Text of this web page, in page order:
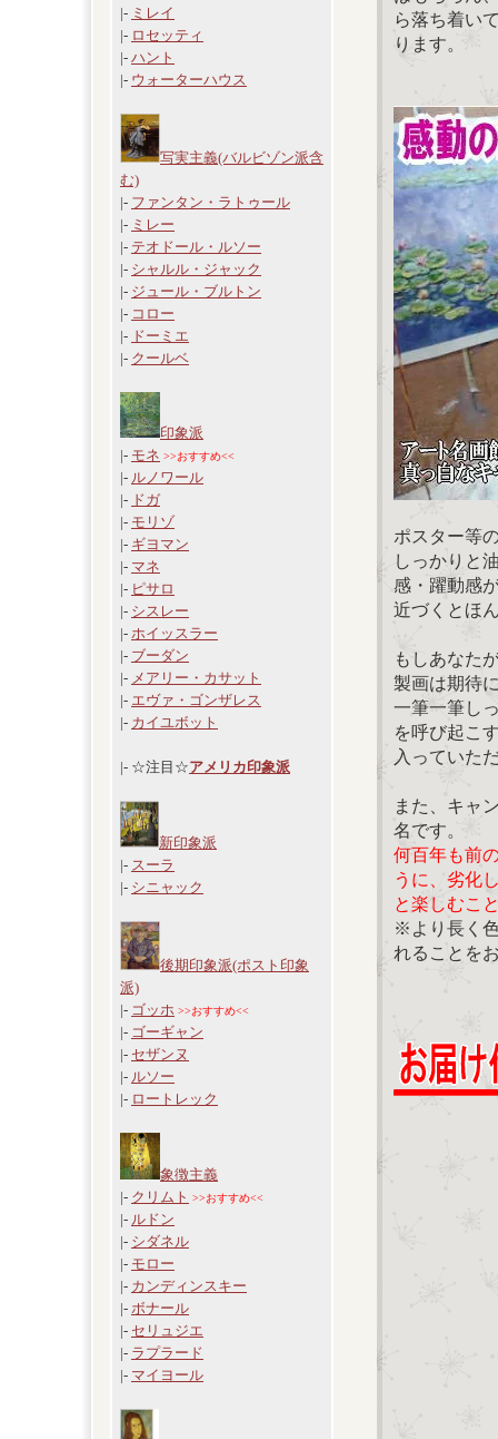
|- ミレイ
|- ロセッティ
|- ハント
|- ウォーターハウス
写実主義(バルビゾン派含
む)
|- ファンタン・ラトゥール
|- ミレー
|- テオドール・ルソー
|- シャルル・ジャック
|- ジュール・ブルトン
|- コロー
|- ドーミエ
|- クールベ
印象派
|- モネ >>おすすめ<<
|- ルノワール
|- ドガ
|- モリゾ
|- ギヨマン
|- マネ
|- ピサロ
|- シスレー
|- ホイッスラー
|- ブーダン
|- メアリー・カサット
|- エヴァ・ゴンザレス
|- カイユボット
|- ☆注目☆アメリカ印象派
新印象派
|- スーラ
|- シニャック
後期印象派(ポスト印象
派)
|- ゴッホ >>おすすめ<<
|- ゴーギャン
|- セザンヌ
|- ルソー
|- ロートレック
象徴主義
|- クリムト >>おすすめ<<
|- ルドン
|- シダネル
|- モロー
|- カンディンスキー
|- ボナール
|- セリュジエ
|- ラプラード
|- マイヨール
ら落ち着い
ります。
ポスター等
しっかりと
感・躍動感
近づくとほ
もしあなた
製画は期待
一筆一筆し
を呼び起こ
入っていた
また、キャ
名です。
何百年も前
うに、劣化
と楽しむこ
※より長く
れることを